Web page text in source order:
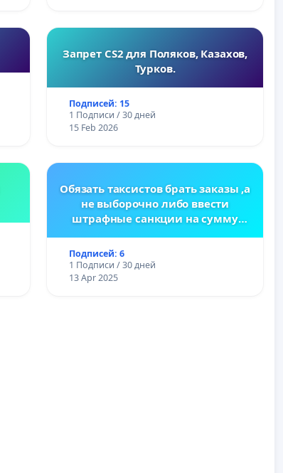
Запрет CS2 для Поляков, Казахов,
Турков.
Подписей: 15
1 Подписи / 30 дней
15 Feb 2026
Обязать таксистов брать заказы ,а
не выборочно либо ввести
штрафные санкции на сумму
Подписей: 6
1 Подписи / 30 дней
13 Apr 2025